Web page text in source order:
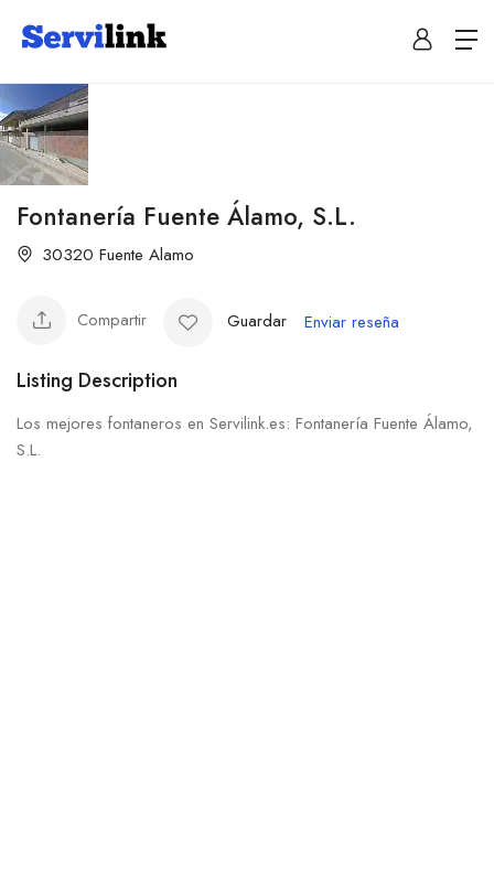
Fontanería Fuente Álamo, S.L.
30320 Fuente Alamo
Compartir Guardar Enviar reseña
Listing Description
Los mejores fontaneros en Servilink.es: Fontanería Fuente Álamo,
S.L.